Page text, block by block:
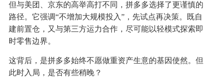
但与美团、京东的高举高打不同，拼多多选择了更谨慎的
路径。它强调“不增加大规模投入”，先试点再决策。既自
建前置仓，又与第三方运力合作，尽可能以轻模式探索即
时零售边界。
这背后，是拼多多始终不愿做重资产生意的基因使然。但
此时入局，是否有些稍晚？